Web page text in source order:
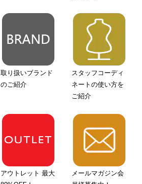
取り扱いブランド
のご紹介
スタッフコーディ
ネートの使い方を
ご紹介
アウトレット 最大
メールマガジン会